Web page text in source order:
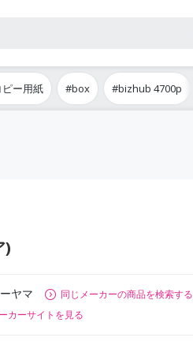
ー用紙 #box #bizhub 4700p
)
ヤマ 同じメーカーの商品を検索する
カーサイトを見る